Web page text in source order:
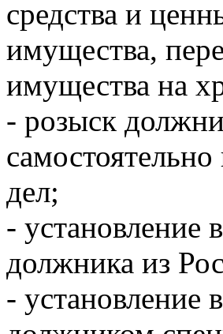
средства и
имущества,
имущества на
- розыск
дел;
- установление
должника из
- установление